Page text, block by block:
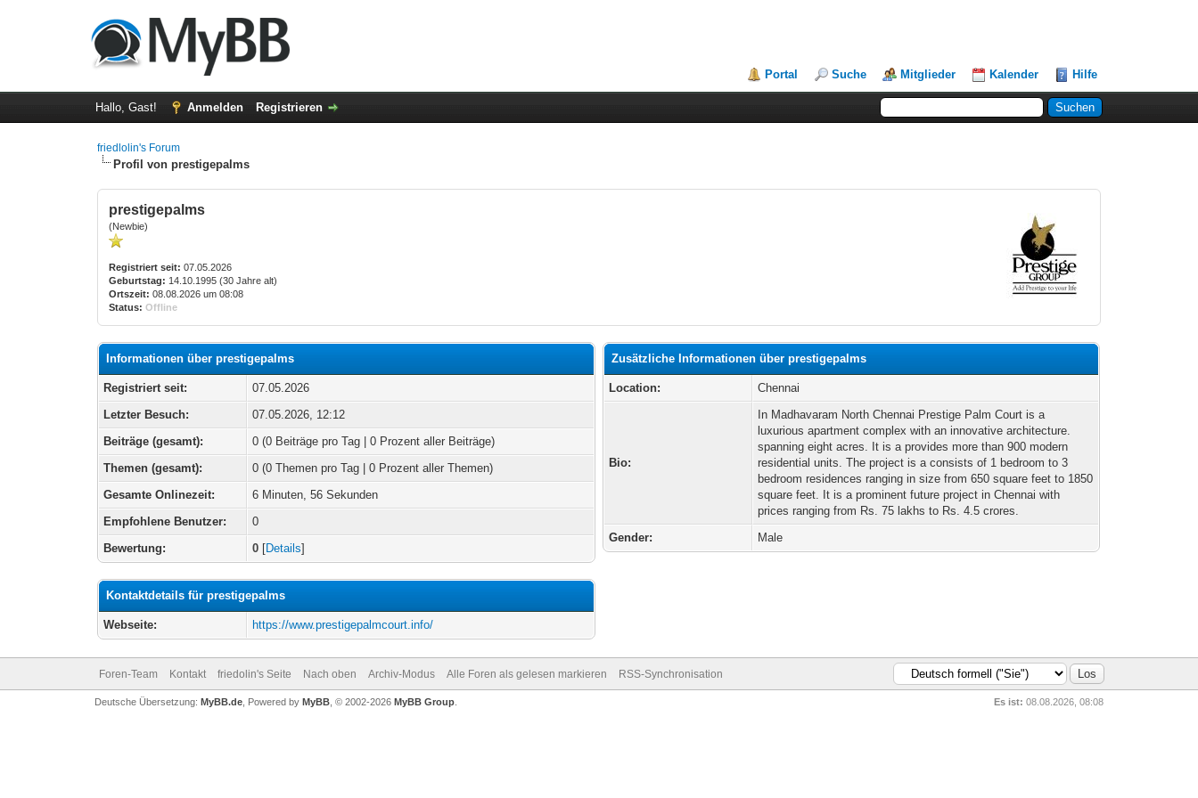
Portal Suche Mitglieder Kalender Hilfe
Hallo, Gast! Anmelden Registrieren
friedlolin's Forum
Profil von prestigepalms
prestigepalms
(Newbie)
Registriert seit: 07.05.2026
Geburtstag: 14.10.1995 (30 Jahre alt)
Ortszeit: 08.08.2026 um 08:08
Status: Offline
Informationen über prestigepalms
Registriert seit:
07.05.2026
Letzter Besuch:
07.05.2026, 12:12
Beiträge (gesamt):
0 (0 Beiträge pro Tag | 0 Prozent aller Beiträge)
Themen (gesamt):
0 (0 Themen pro Tag | 0 Prozent aller Themen)
Gesamte Onlinezeit:
6 Minuten, 56 Sekunden
Empfohlene Benutzer:
0
Bewertung:
0 [Details]
Kontaktdetails für prestigepalms
Webseite: https://www.prestigepalmcourt.info/
Zusätzliche Informationen über prestigepalms
Location: Chennai
Bio:
In Madhavaram North Chennai Prestige Palm Court is a
luxurious apartment complex with an innovative architecture.
spanning eight acres. It is a provides more than 900 modern
residential units. The project is a consists of 1 bedroom to 3
bedroom residences ranging in size from 650 square feet to 1850
square feet. It is a prominent future project in Chennai with
prices ranging from Rs. 75 lakhs to Rs. 4.5 crores.
Gender:
Male
Foren-Team Kontakt friedolin's Seite Nach oben Archiv-Modus Alle Foren als gelesen markieren RSS-Synchronisation
Es ist: 08.08.2026, 08:08
Deutsche Übersetzung: MyBB.de, Powered by MyBB, © 2002-2026 MyBB Group.